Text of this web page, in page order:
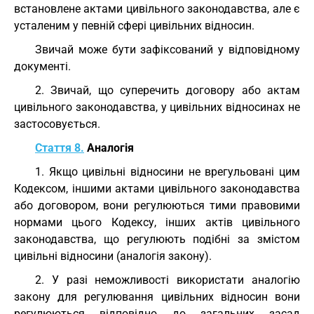
встановлене актами цивільного законодавства, але є
усталеним у певній сфері цивільних відносин.
Звичай може бути зафіксований у відповідному
документі.
2. Звичай, що суперечить договору або актам
цивільного законодавства, у цивільних відносинах не
застосовується.
Стаття 8. Аналогія
1. Якщо цивільні відносини не врегульовані цим
Кодексом, іншими актами цивільного законодавства
або договором, вони регулюються тими правовими
нормами цього Кодексу, інших актів цивільного
законодавства, що регулюють подібні за змістом
цивільні відносини (аналогія закону).
2. У разі неможливості використати аналогію
закону для регулювання цивільних відносин вони